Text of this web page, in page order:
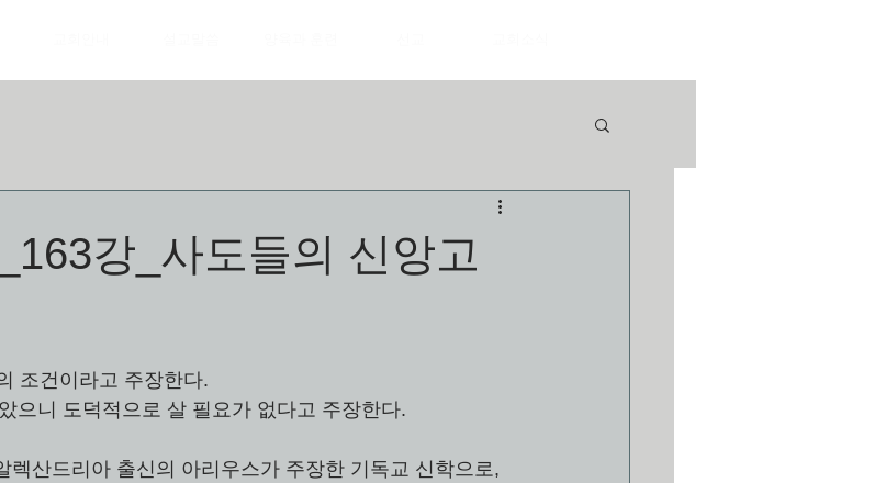
강_사도들의 신앙고
조건이라고 주장한다.
으니 도덕적으로 살 필요가 없다고 주장한다.
렉산드리아 출신의 아리우스가 주장한 기독교 신학으로,